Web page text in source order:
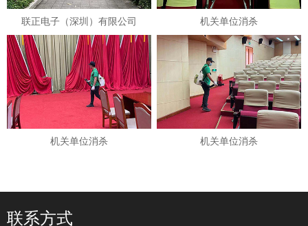
联正电子（深圳）有限公司 机关单位消杀
机关单位消杀 机关单位消杀
联系方式